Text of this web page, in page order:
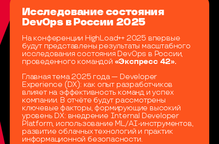
Исследование состояния
DevOps в России 2025
На конференции HighLoad++ 2025 впервые
будут представлены результаты масштабного
исследования состояния DevOps в России,
проведенного командой «Экспресс 42».
Главная тема 2025 года — Developer
Experience (DX): как опыт разработчиков
влияет на эффективность команд и успех
компании. В отчёте будут рассмотрены
ключевые факторы, формирующие высокий
уровень DX: внедрение Internal Developer
Platform, использование ML/AI-инструментов,
развитие облачных технологий и практик
информационной безопасности.